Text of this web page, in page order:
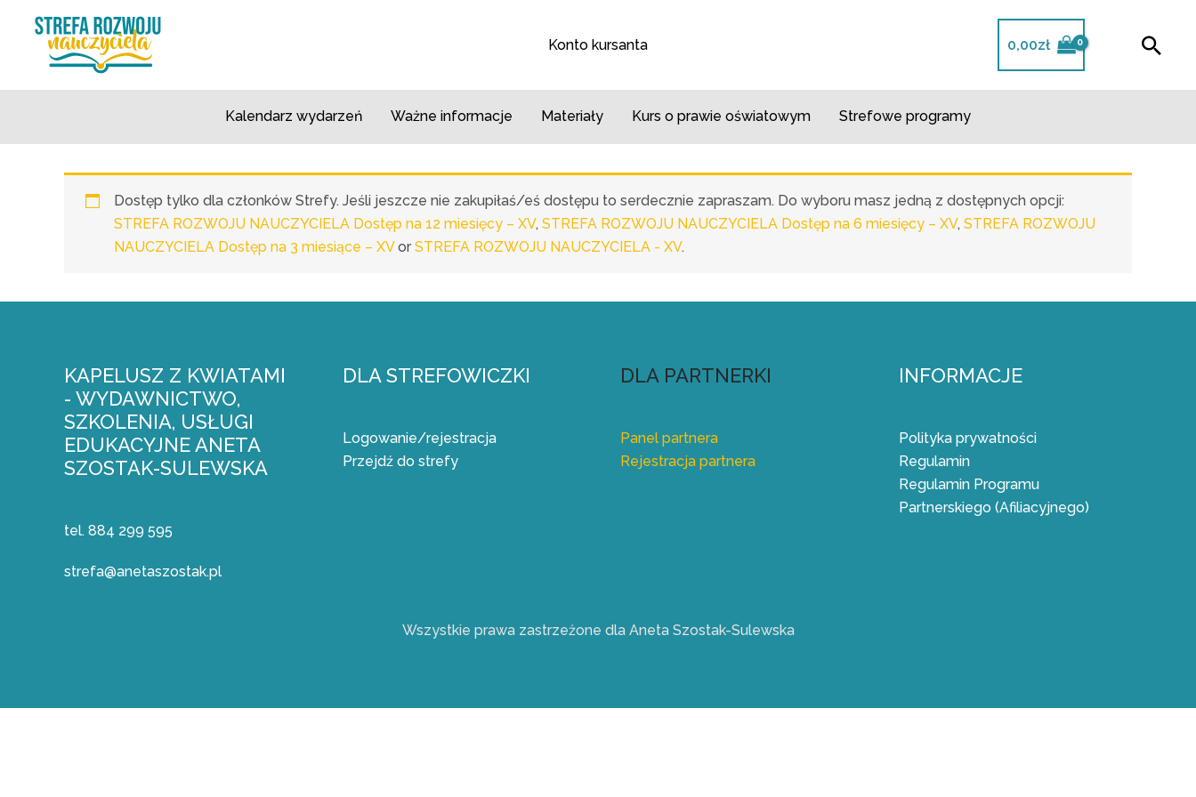
Konto kursanta 0,00zł
Kalendarz wydarzeń Ważne informacje Materiały Kurs o prawie oświatowym​ Strefowe programy
Dostęp tylko dla członków Strefy. Jeśli jeszcze nie zakupiłaś/eś dostępu to serdecznie zapraszam. Do wyboru masz jedną z dostępnych opcji:
STREFA ROZWOJU NAUCZYCIELA Dostęp na 12 miesięcy – XV, STREFA ROZWOJU NAUCZYCIELA Dostęp na 6 miesięcy – XV, STREFA ROZWOJU
NAUCZYCIELA Dostęp na 3 miesiące – XVor STREFA ROZWOJU NAUCZYCIELA - XV.
KAPELUSZ Z KWIATAMI
- WYDAWNICTWO,
SZKOLENIA, USŁUGI
EDUKACYJNE ANETA
SZOSTAK-SULEWSKA
tel. 884 299 595
strefa@anetaszostak.pl
DLA STREFOWICZKI
Logowanie/rejestracja
Przejdź do strefy
DLA PARTNERKI
Panel partnera
Rejestracja partnera
INFORMACJE
Polityka prywatności
Regulamin
Regulamin Programu
Partnerskiego (Afiliacyjnego)
Wszystkie prawa zastrzeżone dla Aneta Szostak-Sulewska